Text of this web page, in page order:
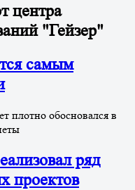
центра
"Гейзер"
самым
плотно обосновался в
ряд
проектов